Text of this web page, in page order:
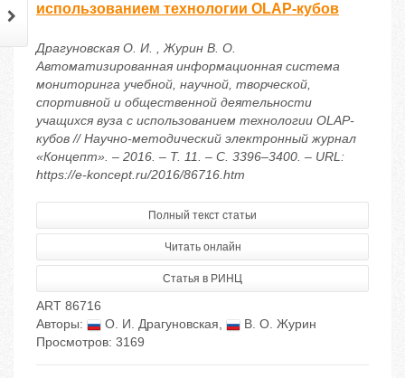
использованием технологии OLAP-кубов
Драгуновская О. И. , Журин В. О.
Автоматизированная информационная система
мониторинга учебной, научной, творческой,
спортивной и общественной деятельности
учащихся вуза с использованием технологии OLAP-
кубов // Научно-методический электронный журнал
«Концепт». – 2016. – Т. 11. – С. 3396–3400. – URL:
https://e-koncept.ru/2016/86716.htm
Полный текст статьи
Читать онлайн
Статья в РИНЦ
ART 86716
Авторы:
О. И. Драгуновская,
В. О. Журин
Просмотров: 3169